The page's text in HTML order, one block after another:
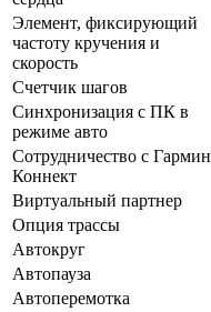
Элемент, фиксирующий
частоту кручения и
скорость
Счетчик шагов
Синхронизация с ПК в
режиме авто
Сотрудничество с Гармин
Коннект
Виртуальный партнер
Опция трассы
Автокруг
Автопауза
Автоперемотка